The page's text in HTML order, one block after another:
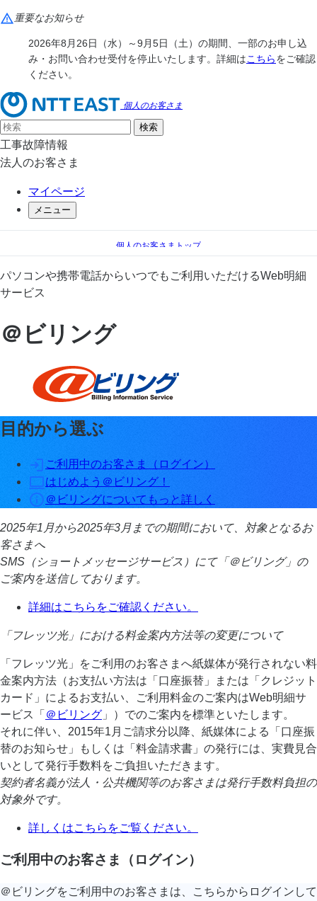
重要なお知らせ
2026年8月26日（水）～9月5日（土）の期間、一部のお申し込
み・お問い合わせ受付を停止いたします。詳細はこちらをご確認
ください。
個人のお客さま
工事故障情報
法人のお客さま
マイページ
メニュー
個人のお客さまトップ
手続き（移転、変更）
料金のお支払い
＠ビリング
パソコンや携帯電話からいつでもご利用いただけるWeb明細
サービス
＠ビリング
目的から選ぶ
ご利用中のお客さま（ログイン）
はじめよう＠ビリング！
＠ビリングについてもっと詳しく
2025年1月から2025年3月までの期間において、対象となるお
客さまへ
SMS（ショートメッセージサービス）にて「＠ビリング」の
ご案内を送信しております。
詳細はこちらをご確認ください。
「フレッツ光」における料金案内方法等の変更について
「フレッツ光」をご利用のお客さまへ紙媒体が発行されない料
金案内方法（お支払い方法は「口座振替」または「クレジット
カード」によるお支払い、ご利用料金のご案内はWeb明細サ
ービス「 ＠ビリング 」）でのご案内を標準といたします。
それに伴い、2015年1月ご請求分以降、紙媒体による「口座振
替のお知らせ」もしくは「料金請求書」の発行には、実費見合
いとして発行手数料をご負担いただきます。
契約者名義が法人・公共機関等のお客さまは発行手数料負担の
対象外です。
詳しくはこちらをご覧ください。
ご利用中のお客さま（ログイン）
＠ビリングをご利用中のお客さまは、こちらからログインして